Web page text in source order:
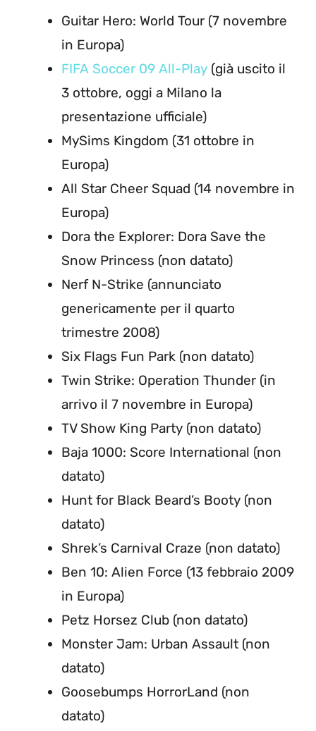
Guitar Hero: World Tour (7 novembre
in Europa)
FIFA Soccer 09 All-Play (già uscito il
3 ottobre, oggi a Milano la
presentazione ufficiale)
MySims Kingdom (31 ottobre in
Europa)
All Star Cheer Squad (14 novembre in
Europa)
Dora the Explorer: Dora Save the
Snow Princess (non datato)
Nerf N-Strike (annunciato
genericamente per il quarto
trimestre 2008)
Six Flags Fun Park (non datato)
Twin Strike: Operation Thunder (in
arrivo il 7 novembre in Europa)
TV Show King Party (non datato)
Baja 1000: Score International (non
datato)
Hunt for Black Beard’s Booty (non
datato)
Shrek’s Carnival Craze (non datato)
Ben 10: Alien Force (13 febbraio 2009
in Europa)
Petz Horsez Club (non datato)
Monster Jam: Urban Assault (non
datato)
Goosebumps HorrorLand (non
datato)